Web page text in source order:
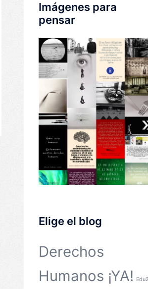
Imágenes para
pensar
Elige el blog
Derechos
Humanos ¡YA!